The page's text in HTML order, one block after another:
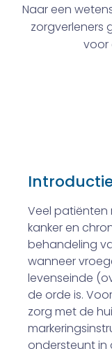
Naar een
zorgverleners
voor
Veel patiënten
kanker en
behandeling
wanneer
levenseinde
de orde is.
zorg met de
ondersteunt in